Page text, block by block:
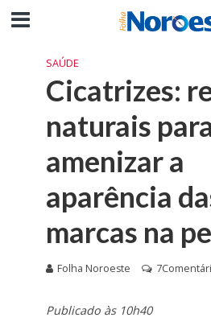
SAÚDE
Cicatrizes:
naturais
amenizar a
aparência
marcas na
Folha Noroeste
Publicado às 10h40